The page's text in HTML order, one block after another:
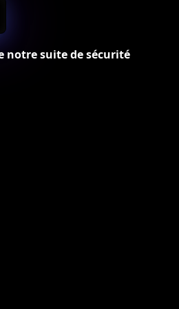
notre suite de sécurité